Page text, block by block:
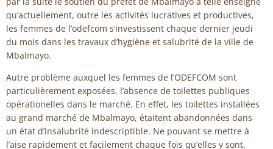
qu’actuellement, outre les activités lucratives et productives,
les femmes de l’odefcom s’investissent chaque dernier jeudi
du mois dans les travaux d’hygiène et salubrité de la ville de
Mbalmayo.
Autre problème auxquel les femmes de l’ODEFCOM sont
particulièrement exposées, l’absence de toilettes publiques
opérationelles dans le marché. En effet, les toilettes installées
au grand marché de Mbalmayo, étaitent abandonnées dans
un état d’insalubrité indescriptible. Ne pouvant se mettre à
l’aise rapidement et facilement chaque fois qu’elles y sont,